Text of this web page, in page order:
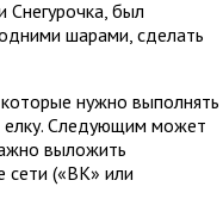
Снегурочка, был
шарами, сделать
нужно выполнять
елку. Следующим может
выложить
сети («ВK» или